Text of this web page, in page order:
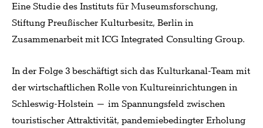
Eine Studie des Instituts für Museumsforschung,
Stiftung Preußischer Kulturbesitz, Berlin in
Zusammenarbeit mit ICG Integrated Consulting Group.
In der Folge 3 beschäftigt sich das Kulturkanal-Team mit
der wirtschaftlichen Rolle von Kultureinrichtungen in
Schleswig-Holstein – im Spannungsfeld zwischen
touristischer Attraktivität, pandemiebedingter Erholung